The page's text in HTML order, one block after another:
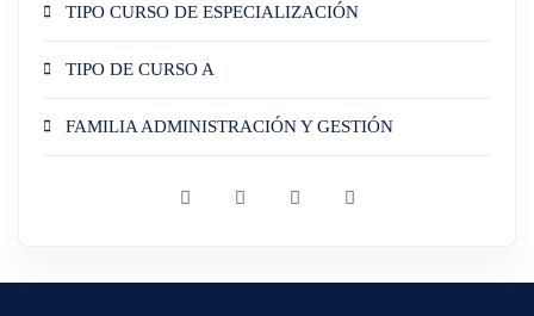
TIPO CURSO DE ESPECIALIZACIÓN
TIPO DE CURSO A
FAMILIA ADMINISTRACIÓN Y GESTIÓN